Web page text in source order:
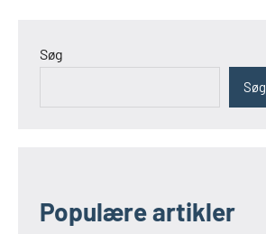
Søg
Søg
Populære artikler